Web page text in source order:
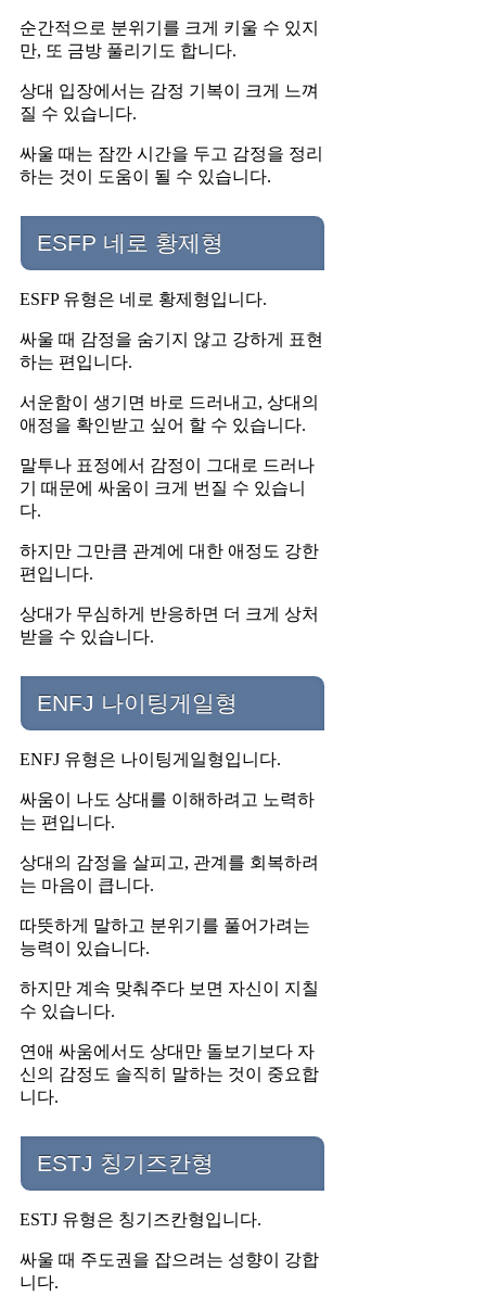
순간적으로 분위기를 크게 키울 수 있지
만, 또 금방 풀리기도 합니다.
상대 입장에서는 감정 기복이 크게 느껴
질 수 있습니다.
싸울 때는 잠깐 시간을 두고 감정을 정리
하는 것이 도움이 될 수 있습니다.
ESFP 네로 황제형
ESFP 유형은 네로 황제형입니다.
싸울 때 감정을 숨기지 않고 강하게 표현
하는 편입니다.
서운함이 생기면 바로 드러내고, 상대의
애정을 확인받고 싶어 할 수 있습니다.
말투나 표정에서 감정이 그대로 드러나
기 때문에 싸움이 크게 번질 수 있습니
다.
하지만 그만큼 관계에 대한 애정도 강한
편입니다.
상대가 무심하게 반응하면 더 크게 상처
받을 수 있습니다.
ENFJ 나이팅게일형
ENFJ 유형은 나이팅게일형입니다.
싸움이 나도 상대를 이해하려고 노력하
는 편입니다.
상대의 감정을 살피고, 관계를 회복하려
는 마음이 큽니다.
따뜻하게 말하고 분위기를 풀어가려는
능력이 있습니다.
하지만 계속 맞춰주다 보면 자신이 지칠
수 있습니다.
연애 싸움에서도 상대만 돌보기보다 자
신의 감정도 솔직히 말하는 것이 중요합
니다.
ESTJ 칭기즈칸형
ESTJ 유형은 칭기즈칸형입니다.
싸울 때 주도권을 잡으려는 성향이 강합
니다.